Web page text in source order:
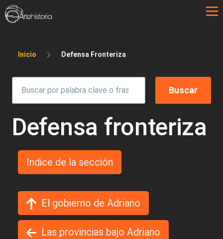
Pasar al contenido principal
Sobrescribir enlaces de ayuda a la
Inicio Defensa Fronteriza
Defensa fronteriza
Indice de la sección
El gobierno de Adriano
Las provincias bajo Adriano